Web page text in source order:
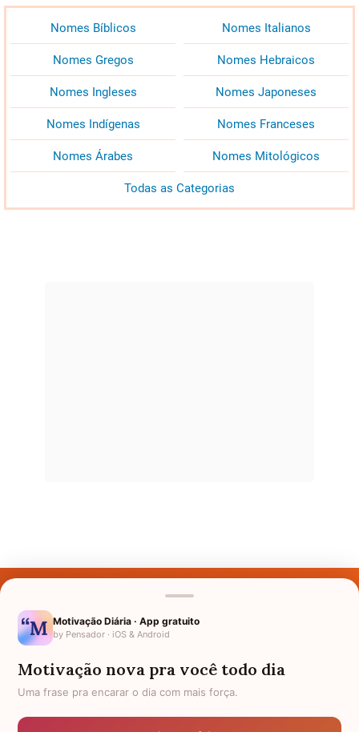
Nomes Bíblicos Nomes Italianos
Nomes Gregos Nomes Hebraicos
Nomes Ingleses Nomes Japoneses
Nomes Indígenas Nomes Franceses
Nomes Árabes Nomes Mitológicos
Todas as Categorias
Nomes pelo Mundo
Política de Privacidade
Motivação Diária · App gratuito
by Pensador · iOS & Android
Motivação nova pra você todo dia
Uma frase pra encarar o dia com mais força.